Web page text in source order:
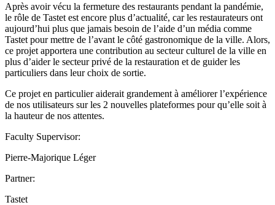
Après avoir vécu la fermeture des restaurants pendant la pandémie,
le rôle de Tastet est encore plus d’actualité, car les restaurateurs ont
aujourd’hui plus que jamais besoin de l’aide d’un média comme
Tastet pour mettre de l’avant le côté gastronomique de la ville. Alors,
ce projet apportera une contribution au secteur culturel de la ville en
plus d’aider le secteur privé de la restauration et de guider les
particuliers dans leur choix de sortie.
Ce projet en particulier aiderait grandement à améliorer l’expérience
de nos utilisateurs sur les 2 nouvelles plateformes pour qu’elle soit à
la hauteur de nos attentes.
Faculty Supervisor:
Pierre-Majorique Léger
Partner:
Tastet